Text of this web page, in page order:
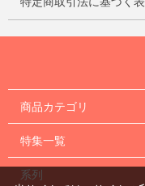
商品カテゴリ
特集一覧
系列